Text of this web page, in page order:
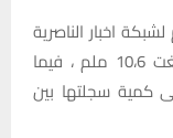
اخبار الناصرية
،ان كمية الأمطار التي شهدتها المدينة بلغت 10،6 ملم ، فيما
وهي اعلى كمية سجلتها بين